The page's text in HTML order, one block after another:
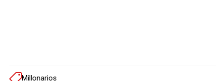
Millonarios